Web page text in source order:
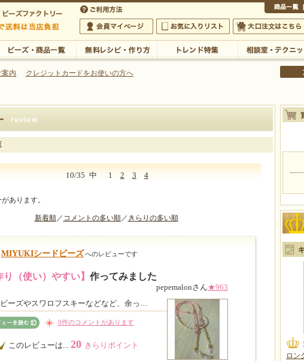
リーの専門店
ビーズファクトリー 5,000円以上のご注文で送料は当店が負担いたします
上のご注文で送料は当店が負担いたします
会員マイページ
お気に入りリスト 大口注文はこちら
内 クレジットカードをお使いの方へ
10/35 中 1 2 3 4
あります。
新着順／ コメントの多い順／ きらりの多い順
MIYUKIシードビーズへのレビューです
り（使い）やすい】 作ってみました
pepemalonさん★963
ーズやスワロフスキーなどなど、余っ…
0件のコメントがあります
このレビューは... 20 きらりポイント
ロン